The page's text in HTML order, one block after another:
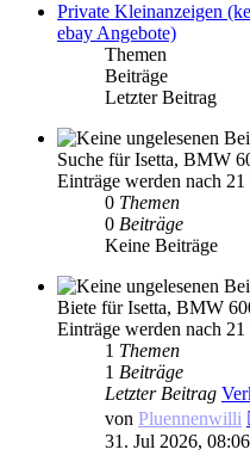
Private Kleinanzeigen
ebay Angebote)
Themen
Beiträge
Letzter Beitrag
Suche für Isetta, BMW
Einträge werden nach
0 Themen
0 Beiträge
Keine Beiträge
Biete für Isetta, BMW
Einträge werden nach
1 Themen
1 Beiträge
Letzter Beitrag
von Pluennenwilli
31. Jul 2026, 08:06